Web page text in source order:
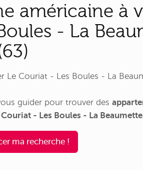
américaine à
- La
Le Couriat - Les Boules - La
guider pour trouver des
- Les Boules - La
ma recherche !